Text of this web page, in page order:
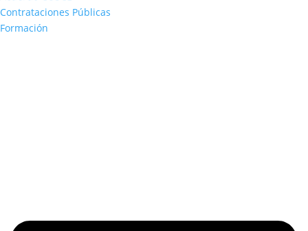
Contrataciones Públicas
Formación